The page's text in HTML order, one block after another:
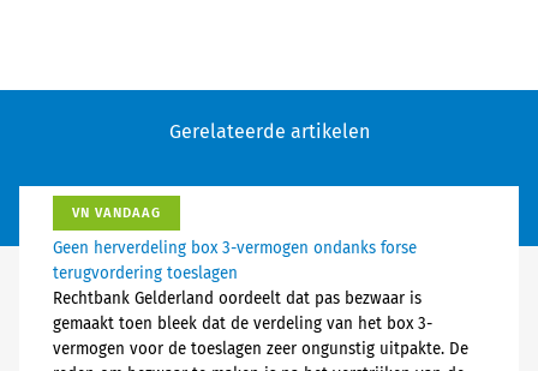
Gerelateerde artikelen
VN VANDAAG
Geen herverdeling box 3-vermogen ondanks forse
terugvordering toeslagen
Rechtbank Gelderland oordeelt dat pas bezwaar is
gemaakt toen bleek dat de verdeling van het box 3-
vermogen voor de toeslagen zeer ongunstig uitpakte. De